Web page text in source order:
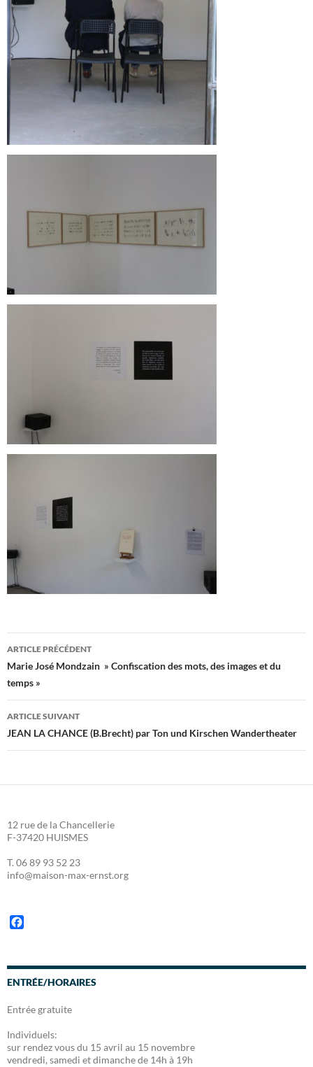
Navigation
des
articles
ARTICLE PRÉCÉDENT
Marie José Mondzain » Confiscation des mots, des images et du
temps »
ARTICLE SUIVANT
JEAN LA CHANCE (B.Brecht) par Ton und Kirschen Wandertheater
12 rue de la Chancellerie
F-37420 HUISMES
T. 06 89 93 52 23
info@maison-max-ernst.org
e
b
o
ENTRÉE/HORAIRES
Entrée gratuite
Individuels:
sur rendez vous du 15 avril au 15 novembre
vendredi, samedi et dimanche de 14h à 19h